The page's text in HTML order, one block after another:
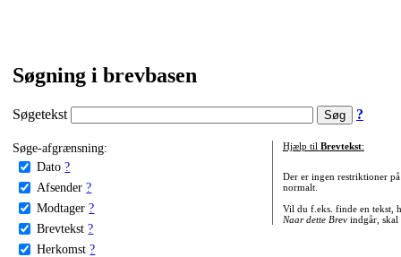
Søgning i brevbasen
Søgetekst ?
Søge-afgrænsning:
Dato ?
Afsender ?
Modtager ?
Brevtekst ?
Herkomst ?
Hjælp til Brevtekst:
Der er ingen restriktioner
normalt.
Vil du f.eks. finde en tekst,
Naar dette Brevindgår, skal